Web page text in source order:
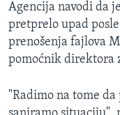
Agencija navodi da
pretprelo upad
prenošenja fajlova
pomoćnik direktora
"Radimo na tome